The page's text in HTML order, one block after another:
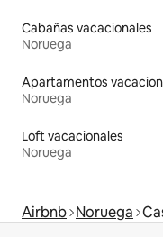
Cabañas vacacionales
Noruega
Apartamentos
Noruega
Loft vacacionales
Noruega
Airbnb Noruega